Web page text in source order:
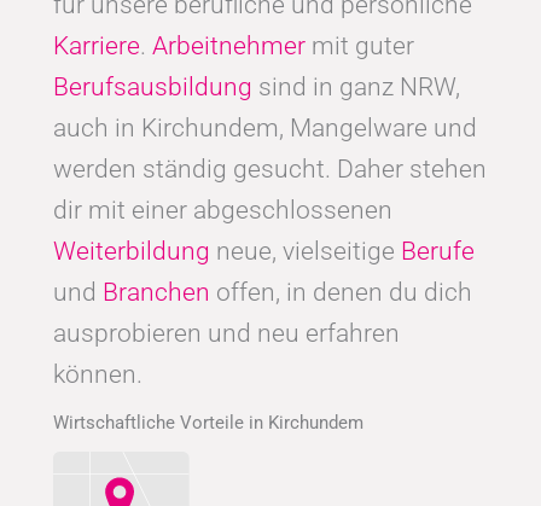
Karriere. Arbeitnehmer mit guter
Berufsausbildung sind in ganz NRW,
auch in Kirchundem, Mangelware und
werden ständig gesucht. Daher stehen
dir mit einer abgeschlossenen
Weiterbildung neue, vielseitige Berufe
und Branchen offen, in denen du dich
ausprobieren und neu erfahren
können.
Wirtschaftliche Vorteile in Kirchundem